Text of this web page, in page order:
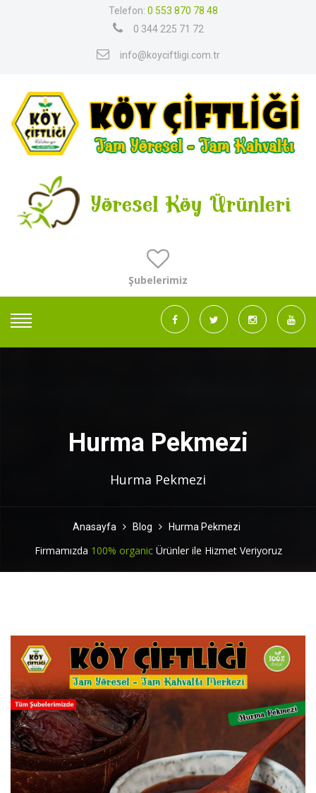
Telefon: 0 553 870 78 48
0 344 225 71 72
info@koyciftligi.com.tr
Şubelerimiz
Hurma Pekmezi
Hurma Pekmezi
Anasayfa Blog Hurma Pekmezi
Firmamızda 100% organicÜrünler ile Hizmet Veriyoruz